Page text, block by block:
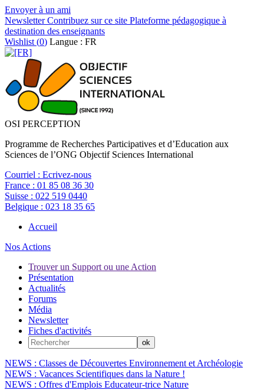
Envoyer à un ami
NewsletterContribuez sur ce site Plateforme pédagogique à
destination des enseignants
Wishlist (0) Langue : FR
OSI PERCEPTION
Programme de Recherches Participatives et d’Education aux
Sciences de l’ONG Objectif Sciences International
Courriel : Ecrivez-nous
France : 01 85 08 36 30
Suisse : 022 519 0440
Belgique : 023 18 35 65
Accueil
Nos Actions
Trouver un Support ou une Action
Présentation
Actualités
Forums
Média
Newsletter
Fiches d'activités
NEWS : Classes de Découvertes Environnement et Archéologie
NEWS : Vacances Scientifiques dans la Nature !
NEWS : Offres d'Emplois Educateur-trice Nature